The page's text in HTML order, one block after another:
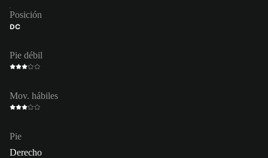
Posición
DC
Pie débil
Mov. hábiles
Pie
Derecho